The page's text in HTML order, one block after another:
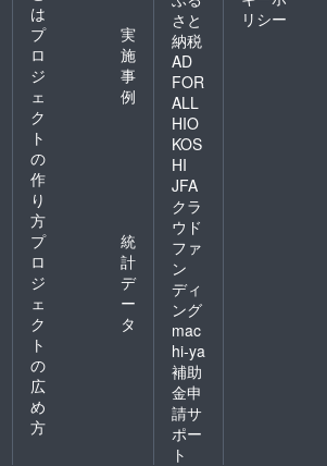
は
プ
ロ
ジ
ェ
ク
ト
の
作
り
方
実
施
事
例
プ
ロ
ジ
ェ
ク
ト
の
広
め
方
統
計
デ
ー
タ
さと
納税
AD
FOR
ALL
HIO
KOS
HI
JFA
クラ
ウド
ファ
ン
ディ
ング
mac
hi-ya
補助
金申
請サ
ポー
ト
リシー